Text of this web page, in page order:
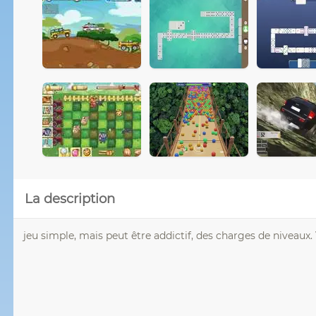
La description
jeu simple, mais peut être addictif, des charges de